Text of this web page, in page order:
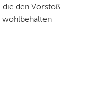
den Vorstoß
wohlbehalten